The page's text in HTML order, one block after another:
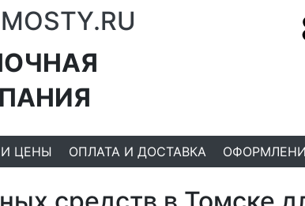
ЦЕНЫ ОПЛАТА И ДОСТАВКА